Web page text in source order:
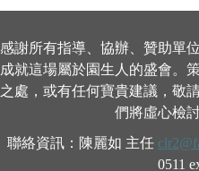
感謝所有指導、協辦、贊助單
成就這場屬於園生人的盛會。
之處，或有任何寶貴建議，敬
們將虛心檢
聯絡資訊：陳麗如 主任
0511